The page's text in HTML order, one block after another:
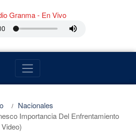
Granma - En Vivo
Nacionales
Importancia Del Enfrentamiento